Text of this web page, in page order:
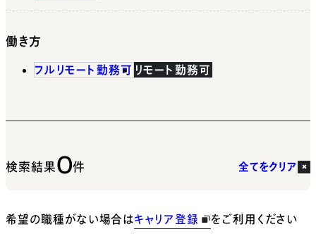
働き方
フルリモート勤務可 リモート勤務可
検索結果0件 全てをクリア
希望の職種がない場合はキャリア登録 をご利用ください